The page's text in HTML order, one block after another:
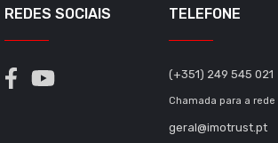
REDES SOCIAIS TELEFONE
(+351) 249 545 021
Chamada para a
geral@imotrust.pt